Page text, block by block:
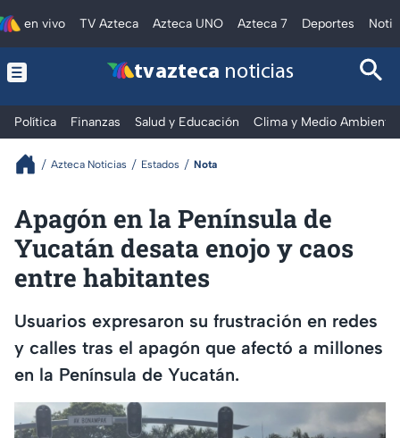
en vivo TV Azteca Azteca UNO Azteca 7 Deportes
tv azteca noticias
Política Finanzas Salud y Educación Clima y Medio Ambiente
Azteca Noticias Estados Nota
Apagón en la Península de
Yucatán desata enojo y caos
entre habitantes
Usuarios expresaron su frustración en redes
y calles tras el apagón que afectó a millones
en la Península de Yucatán.